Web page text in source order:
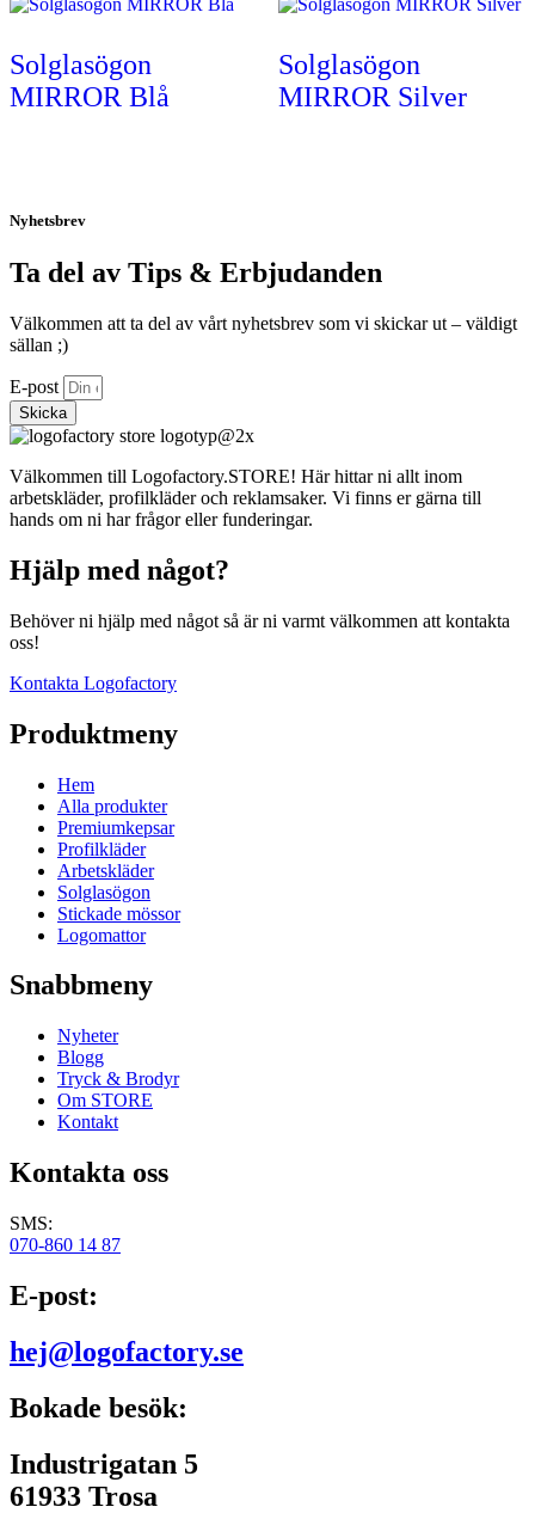
alternativen
kan
väljas
Solglasögon
MIRROR Blå
Solglasögon
MIRROR Silver
Nyhetsbrev
Ta del av Tips & Erbjudanden
Välkommen att ta del av vårt nyhetsbrev som vi skickar ut – väldigt
sällan ;)
E-post
Skicka
Välkommen till Logofactory.STORE! Här hittar ni allt inom
arbetskläder, profilkläder och reklamsaker. Vi finns er gärna till
hands om ni har frågor eller funderingar.
Hjälp med något?
Behöver ni hjälp med något så är ni varmt välkommen att kontakta
oss!
Kontakta Logofactory
Produktmeny
Hem
Alla produkter
Premiumkepsar
Profilkläder
Arbetskläder
Solglasögon
Stickade mössor
Logomattor
Snabbmeny
Nyheter
Blogg
Tryck & Brodyr
Om STORE
Kontakt
Kontakta oss
SMS:
070-860 14 87
E-post:
hej@logofactory.se
Bokade besök:
Industrigatan 5
61933 Trosa